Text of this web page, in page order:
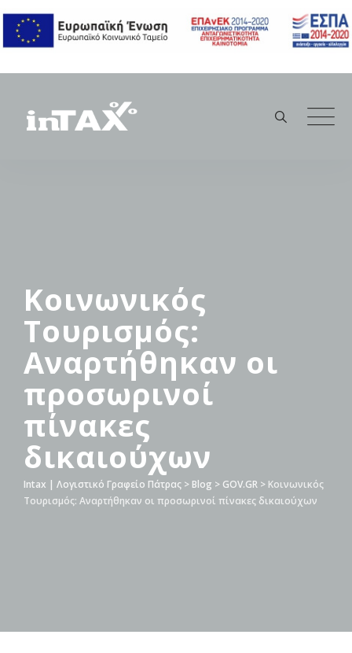
content
Κοινωνικός
Τουρισμός:
Αναρτήθηκαν οι
προσωρινοί
πίνακες
δικαιούχων
Intax | Λογιστικό Γραφείο Πάτρας > Blog > GOV.GR > Κοινωνικός
Τουρισμός: Αναρτήθηκαν οι προσωρινοί πίνακες δικαιούχων